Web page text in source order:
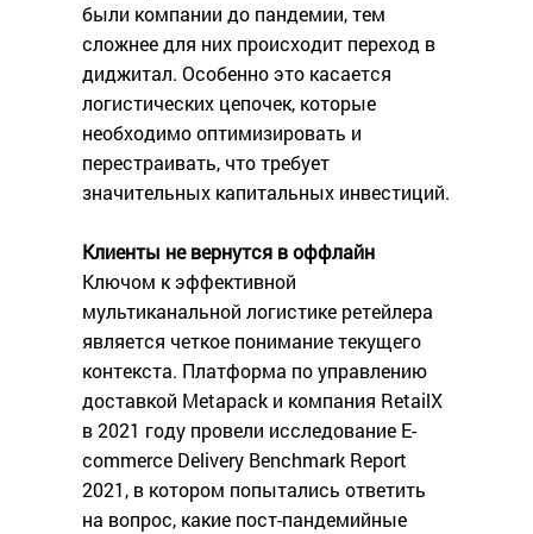
были компании до пандемии, тем
сложнее для них происходит переход в
диджитал. Особенно это касается
логистических цепочек, которые
необходимо оптимизировать и
перестраивать, что требует
значительных капитальных инвестиций.
Клиенты не вернутся в оффлайн
Ключом к эффективной
мультиканальной логистике ретейлера
является четкое понимание текущего
контекста. Платформа по управлению
доставкой Metapack и компания RetailX
в 2021 году провели исследование E-
commerce Delivery Benchmark Report
2021, в котором попытались ответить
на вопрос, какие пост-пандемийные